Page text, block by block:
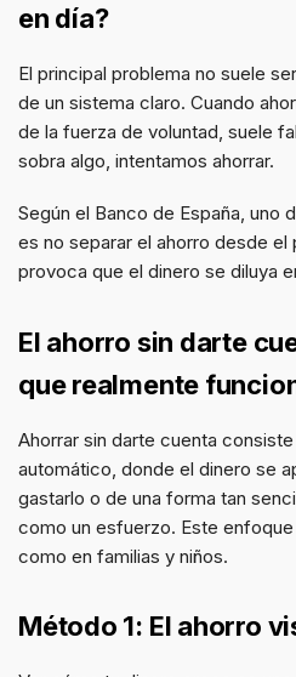
en día?
El principal problema no suele
de un sistema claro. Cuando
de la fuerza de voluntad, suele
sobra algo, intentamos ahorrar.
Según el Banco de España, uno
es no separar el ahorro desde el
provoca que el dinero se diluya
El ahorro sin darte
que realmente
Ahorrar sin darte cuenta
automático, donde el dinero se
gastarlo o de una forma tan
como un esfuerzo. Este
como en familias y niños.
Método 1: El ahorro